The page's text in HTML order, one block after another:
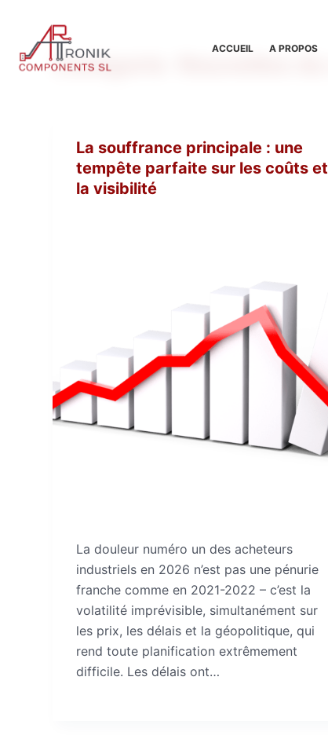
s
ACCUEIL A PROPOS
Catégorie
La souffrance principale : une
tempête parfaite sur les coûts et
la visibilité
La douleur numéro un des acheteurs
industriels en 2026 n’est pas une pénurie
franche comme en 2021-2022 – c’est la
volatilité imprévisible, simultanément sur
les prix, les délais et la géopolitique, qui
rend toute planification extrêmement
difficile. Les délais ont…